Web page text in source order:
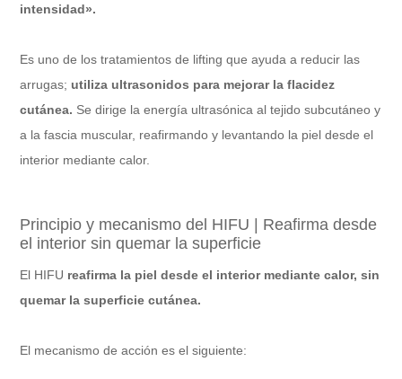
intensidad».
Es uno de los tratamientos de lifting que ayuda a reducir las
arrugas; utiliza ultrasonidos para mejorar la flacidez
cutánea. Se dirige la energía ultrasónica al tejido subcutáneo y
a la fascia muscular, reafirmando y levantando la piel desde el
interior mediante calor.
Principio y mecanismo del HIFU | Reafirma desde
el interior sin quemar la superficie
El HIFU reafirma la piel desde el interior mediante calor, sin
quemar la superficie cutánea.
El mecanismo de acción es el siguiente: